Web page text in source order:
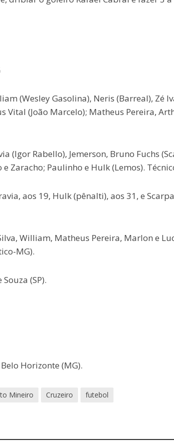
(Wesley Gasolina), Neris (Barreal), Zé
Vital (João Marcelo); Matheus Pereira,
(Igor Rabello), Jemerson, Bruno Fuchs
Zaracho; Paulinho e Hulk (Lemos).
aos 19, Hulk (pênalti), aos 31, e
William, Matheus Pereira, Marlon e
MG).
(SP).
Horizonte (MG).
Mineiro Cruzeiro futebol